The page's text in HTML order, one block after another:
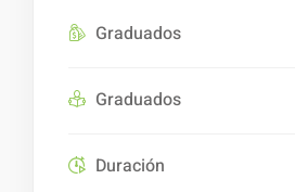
Graduados
Graduados
Duración